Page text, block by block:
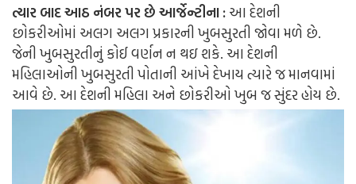
ત્યાર બાદ આઠ નંબર પર છે આર્જેન્ટીના :આ દેશની
છોકરીઓમાં અલગ અલગ પ્રકારની ખુબસુરતી જોવા મળે છે.
જેની ખુબસુરતીનું કોઈ વર્ણન ન થઇ શકે. આ દેશની
મહિલાઓની ખુબસુરતી પોતાની આંખે દેખાય ત્યારે જ માનવામાં
આવે છે. આ દેશની મહિલા અને છોકરીઓ ખુબ જ સુંદર હોય છે.